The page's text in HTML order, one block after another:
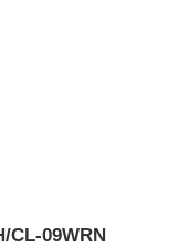
CL-09WRN